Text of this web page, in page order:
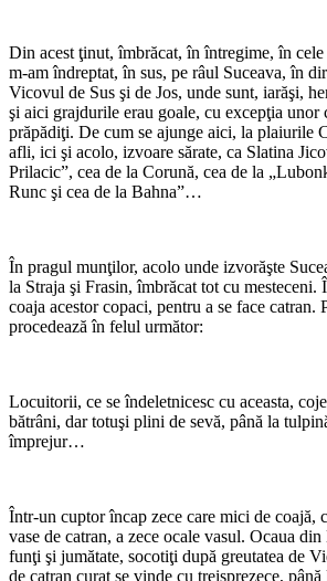
Din acest ţinut, îmbrăcat, în întregime, în
m-am îndreptat, în sus, pe râul Suceava, în
Vicovul de Sus şi de Jos, unde sunt, iarăşi,
şi aici grajdurile erau goale, cu excepţia unor
prăpădiţi. De cum se ajunge aici, la plaiurile
afli, ici şi acolo, izvoare sărate, ca Slatina
Prilacic”, cea de la Corună, cea de la
Runc şi cea de la Bahna”…
În pragul munţilor, acolo unde izvorăşte
la Straja şi Frasin, îmbrăcat tot cu mesteceni.
coaja acestor copaci, pentru a se face catran.
procedează în felul următor:
Locuitorii, ce se îndeletnicesc cu aceasta,
bătrâni, dar totuşi plini de sevă, până la
împrejur…
Într-un cuptor încap zece care mici de coajă,
vase de catran, a zece ocale vasul. Ocaua
funţi şi jumătate, socotiţi după greutatea de
de catran curat se vinde cu treisprezece,